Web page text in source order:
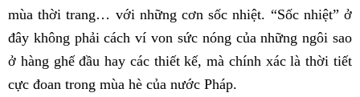
mùa thời trang… với những cơn sốc nhiệt. “Sốc nhiệt” ở
đây không phải cách ví von sức nóng của những ngôi sao
ở hàng ghế đầu hay các thiết kế, mà chính xác là thời tiết
cực đoan trong mùa hè của nước Pháp.